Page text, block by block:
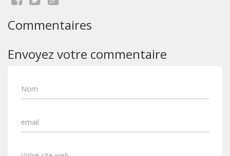
Commentaires
Envoyez votre commentaire